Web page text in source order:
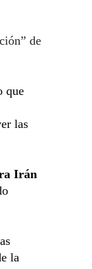
de
que
las
Irán
la